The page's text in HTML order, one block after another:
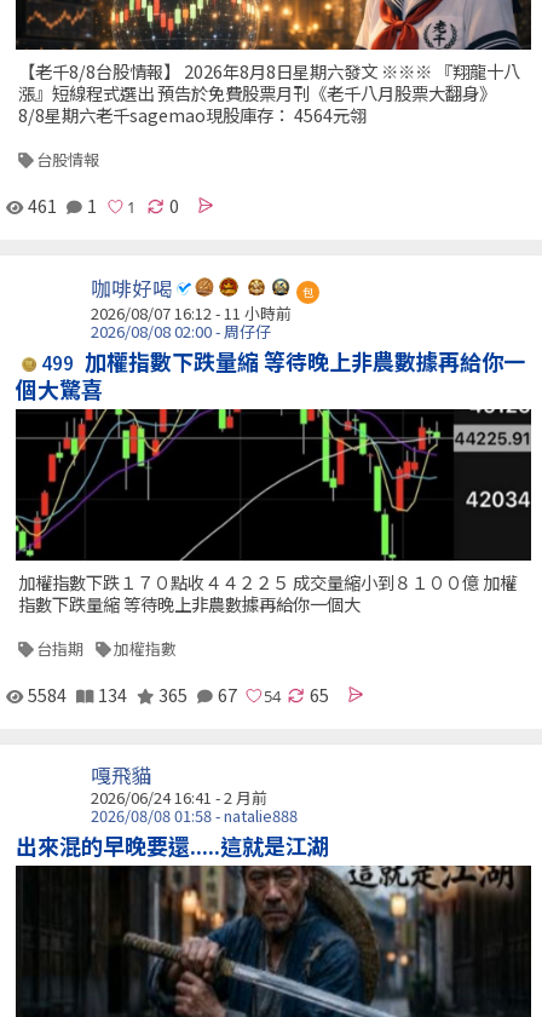
【老千8/8台股情報】 2026年8月8日星期六發文 ※※※ 『翔龍十八
漲』短線程式選出 預告於免費股票月刊《老千八月股票大翻身》
8/8星期六老千sagemao現股庫存： 4564元翎
台股情報
461 1 0
咖啡好喝 包
2026/08/07 16:12 -11 小時前
2026/08/08 02:00 - 周仔仔
499 加權指數下跌量縮 等待晚上非農數據再給你一
個大驚喜
加權指數下跌１７０點收４４２２５ 成交量縮小到８１００億 加權
指數下跌量縮 等待晚上非農數據再給你一個大
台指期 加權指數
5584 134 365 67 65
嘎飛貓
2026/06/24 16:41 - 2 月前
2026/08/08 01:58 - natalie888
出來混的早晚要還.....這就是江湖